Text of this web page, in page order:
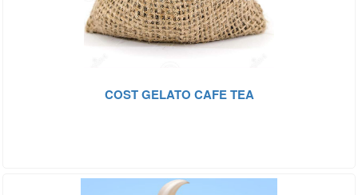
COST GELATO CAFE TEA